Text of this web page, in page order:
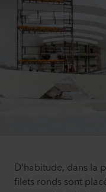
D’habitude, dans la
filets ronds sont